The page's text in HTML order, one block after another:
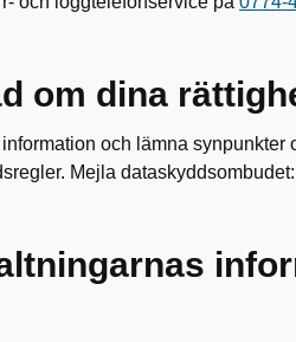
om dina
och lämna synpunkter
Mejla dataskyddsombudet: